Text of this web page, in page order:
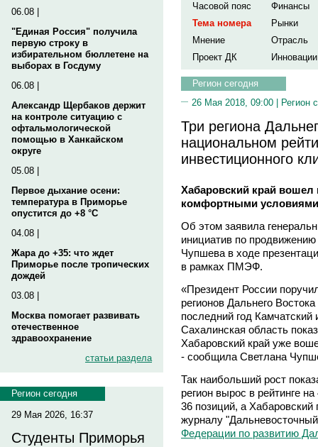
06.08 |
"Единая Россия" получила
первую строку в
избирательном бюллетене на
выборах в Госдуму
06.08 |
Александр Щербаков держит
на контроле ситуацию с
офтальмологической
помощью в Ханкайском
округе
05.08 |
Первое дыхание осени:
температура в Приморье
опустится до +8 °C
04.08 |
Жара до +35: что ждет
Приморье после тропических
дождей
03.08 |
Москва помогает развивать
отечественное
здравоохранение
статьи раздела
Регион сегодня
29 Мая 2026, 16:37
Студенты Приморья
Часовой пояс
Финансы
Тема номера
Рынки
Мнение
Отрасль
Проект ДК
Инновации
Регион сегодня
26 Мая 2018, 09:00 | Регион
Три региона
национальном
инвестиционного
Хабаровский край вошел
комфортными
Об этом заявила
инициатив по
Чупшева в ходе
в рамках ПМЭФ.
«Президент России
регионов Дальнего
последний год
Сахалинская область
Хабаровский край уже
- сообщила Светлана
Так наибольший рост
регион вырос в рейтинге
36 позиций, а
журналу
Федерации по развитию